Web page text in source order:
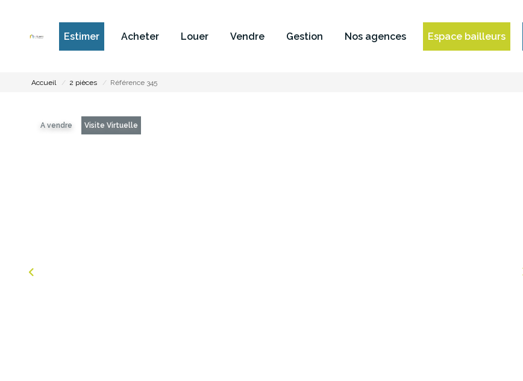
Estimer Acheter Louer Vendre Gestion Nos agences Espace bailleurs
Accueil 2 pièces Référence 345
A vendre Visite Virtuelle